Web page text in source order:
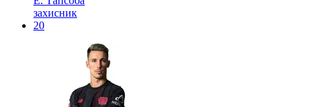
захисник
20